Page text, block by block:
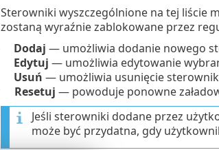
Sterowniki wyszczególnione na tej liście
zostaną wyraźnie zablokowane przez
Dodaj — umożliwia dodanie nowego
Edytuj — umożliwia edytowanie
Usuń — umożliwia usunięcie
Resetuj — powoduje ponowne
Jeśli sterowniki dodane przez
może być przydatna, gdy